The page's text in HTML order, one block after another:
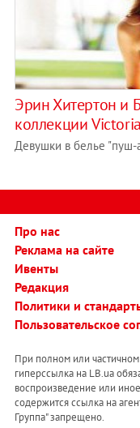
Эрин Хитертон и
коллекции
Девушки в белье "пуш-
Про нас
Реклама на сайте
Ивенты
Редакция
Политики и
Пользовательское
При полном или
гиперссылка на LB.ua
воспроизведение или
содержится ссылка на
Группа" запрещено.